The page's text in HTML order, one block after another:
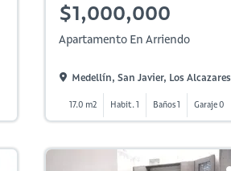
$1,000,000
Apartamento En Arriendo
Medellín, San Javier, Los Alcazares
17.0 m2 Habit. 1 Baños 1 Garaje 0